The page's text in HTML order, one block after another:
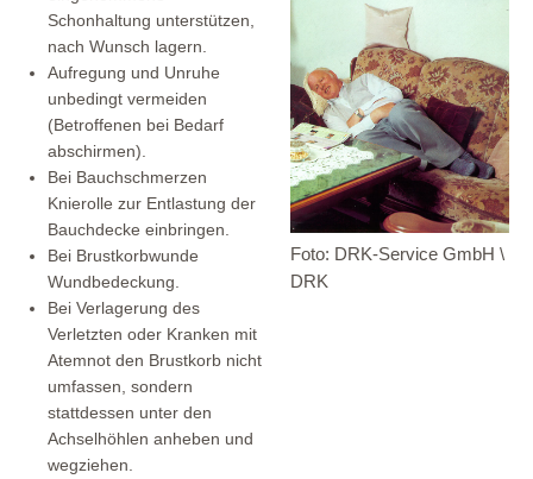
Foto: DRK-Service GmbH \
DRK
Schonhaltung unterstützen,
nach Wunsch lagern.
Aufregung und Unruhe
unbedingt vermeiden
(Betroffenen bei Bedarf
abschirmen).
Bei Bauchschmerzen
Knierolle zur Entlastung der
Bauchdecke einbringen.
Bei Brustkorbwunde
Wundbedeckung.
Bei Verlagerung des
Verletzten oder Kranken mit
Atemnot den Brustkorb nicht
umfassen, sondern
stattdessen unter den
Achselhöhlen anheben und
wegziehen.